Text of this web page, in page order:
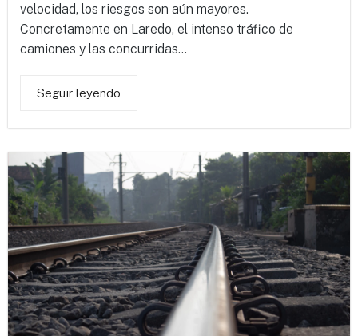
velocidad, los riesgos son aún mayores.
Concretamente en Laredo, el intenso tráfico de
camiones y las concurridas...
Seguir leyendo